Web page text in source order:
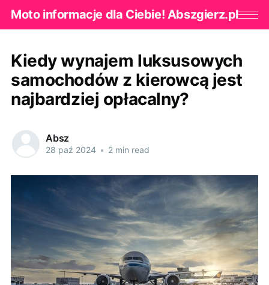
Moto informacje dla Ciebie! Abszgierz.pl
Kiedy wynajem luksusowych
samochodów z kierowcą jest
najbardziej opłacalny?
Absz
28 paź 2024 • 2 min read